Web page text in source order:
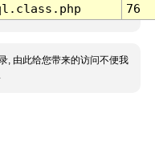
76
, 由此给您带来的访问不便我